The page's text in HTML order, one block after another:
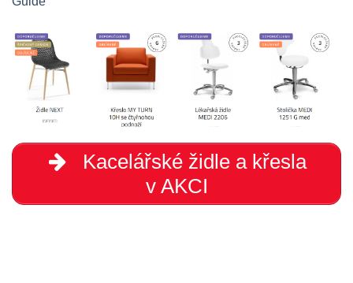
Kacelářské židle a křesla
v AKCI